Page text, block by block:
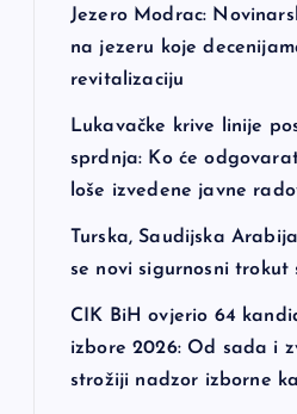
Jezero Modrac:
na jezeru koje
revitalizaciju
Lukavačke krive linije
sprdnja: Ko će
loše izvedene javne
Turska, Saudijska
se novi sigurnosni trokut
CIK BiH ovjerio 64
izbore 2026: Od sada i
strožiji nadzor izborne